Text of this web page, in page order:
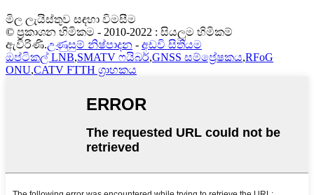
මිල ලැයිස්තුව සඳහා විමසීම
© ප්‍රකාශන හිමිකම - 2010-2022 : සියලුම හිමිකම්
ඇවිරිණි.උණුසුම් නිෂ්පාදන - අඩවි සිතියම
ඔප්ටිකල් LNB,SMATV ෆයිබර්,GNSS සම්ප්‍රේෂකය,RFoG
ONU,CATV FTTH ග්‍රාහකය